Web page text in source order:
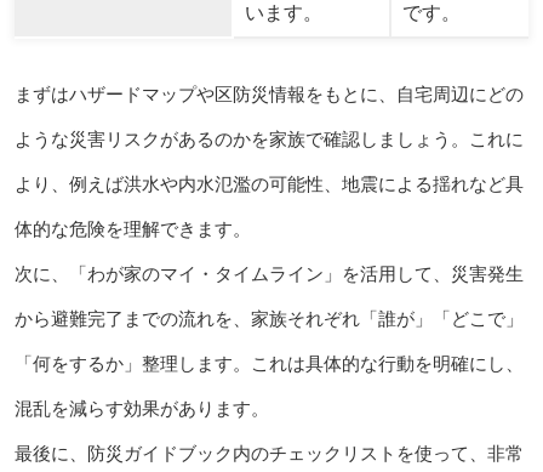
います。
です。
まずはハザードマップや区防災情報をもとに、自宅周辺にどの
ような災害リスクがあるのかを家族で確認しましょう。これに
より、例えば洪水や内水氾濫の可能性、地震による揺れなど具
体的な危険を理解できます。
次に、「わが家のマイ・タイムライン」を活用して、災害発生
から避難完了までの流れを、家族それぞれ「誰が」「どこで」
「何をするか」整理します。これは具体的な行動を明確にし、
混乱を減らす効果があります。
最後に、防災ガイドブック内のチェックリストを使って、非常